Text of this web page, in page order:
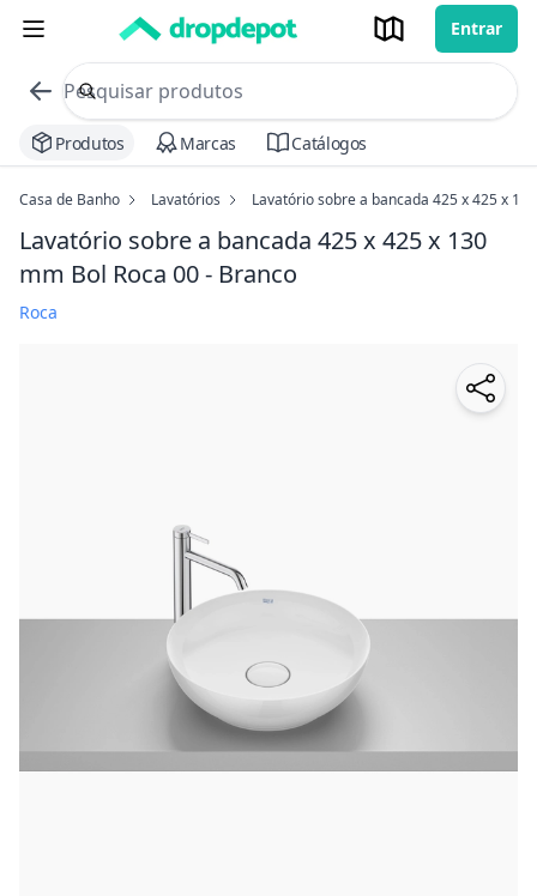
Entrar
commerce search no header
Procurar
Produtos Marcas Catálogos
Casa de Banho Lavatórios Lavatório sobre a bancada 425 x 425 x
Lavatório sobre a bancada 425 x 425 x 130
mm Bol Roca 00 - Branco
Roca